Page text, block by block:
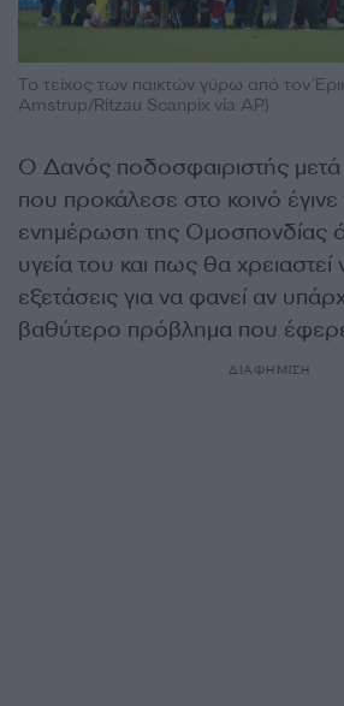
Το τείχος των παικτών γύρω από τον
Amstrup/Ritzau Scanpix via AP)
Ο Δανός ποδοσφαιριστής
που προκάλεσε στο κοινό
ενημέρωση της Ομοσπονδίας
υγεία του και πως θα χρειαστεί
εξετάσεις για να φανεί αν
βαθύτερο πρόβλημα που
ΔΙΑΦΗΜΙΣΗ